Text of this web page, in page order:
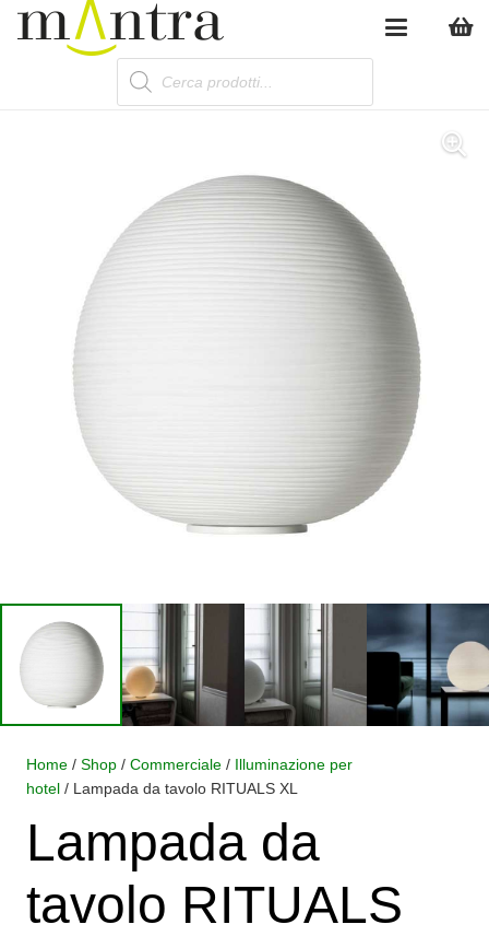
Products
search
Home / Shop / Commerciale / Illuminazione per
hotel / Lampada da tavolo RITUALS XL
Lampada da
tavolo RITUALS